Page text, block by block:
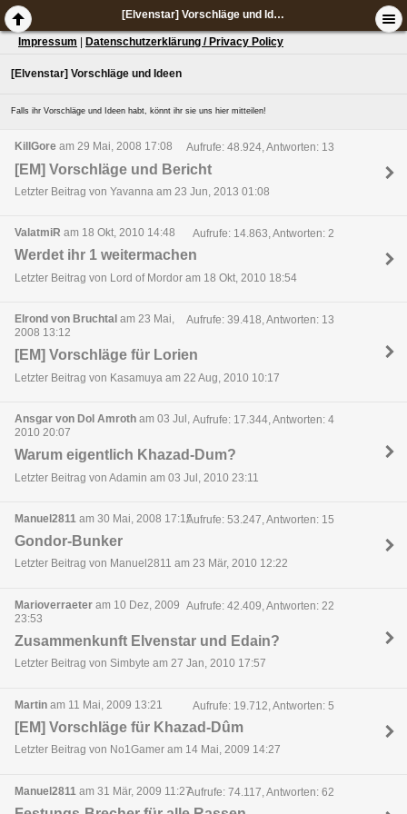
[Elvenstar] Vorschläge und Ideen
Impressum Datenschutzerklärung / Privacy Policy
[Elvenstar] Vorschläge und Ideen
Falls ihr Vorschläge und Ideen habt, könnt ihr sie uns hier mitteilen!
KillGore am 29 Mai, 2008 17:08 Aufrufe: 48.924, Antworten: 13
[EM] Vorschläge und Bericht
Letzter Beitrag von Yavanna am 23 Jun, 2013 01:08
ValatmiR am 18 Okt, 2010 14:48 Aufrufe: 14.863, Antworten: 2
Werdet ihr 1 weitermachen
Letzter Beitrag von Lord of Mordor am 18 Okt, 2010 18:54
Elrond von Bruchtal am 23 Mai,
2008 13:12
Aufrufe: 39.418, Antworten: 13
[EM] Vorschläge für Lorien
Letzter Beitrag von Kasamuya am 22 Aug, 2010 10:17
Ansgar von Dol Amroth am 03 Jul,
2010 20:07
Aufrufe: 17.344, Antworten: 4
Warum eigentlich Khazad-Dum?
Letzter Beitrag von Adamin am 03 Jul, 2010 23:11
Manuel2811 am 30 Mai, 2008 17:15Aufrufe: 53.247, Antworten: 15
Gondor-Bunker
Letzter Beitrag von Manuel2811 am 23 Mär, 2010 12:22
Marioverraeter am 10 Dez, 2009
23:53
Aufrufe: 42.409, Antworten: 22
Zusammenkunft Elvenstar und Edain?
Letzter Beitrag von Simbyte am 27 Jan, 2010 17:57
Martin am 11 Mai, 2009 13:21 Aufrufe: 19.712, Antworten: 5
[EM] Vorschläge für Khazad-Dûm
Letzter Beitrag von No1Gamer am 14 Mai, 2009 14:27
Manuel2811 am 31 Mär, 2009 11:27Aufrufe: 74.117, Antworten: 62